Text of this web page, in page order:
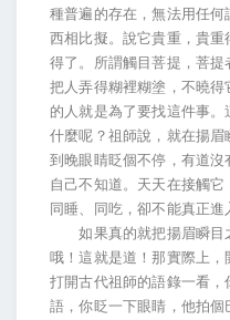
種普遍的存在，無法用任
西相比擬。說它貴重，貴
得了。所謂觸目菩提，菩
把人弄得糊裡糊塗，不曉
的人就是為了要找這件事
什麼呢？祖師說，就在揚
到晚眼睛眨個不停，有道
自己不知道。天天在接觸它
同睡、同吃，卻不能真正進
如果真的就把揚眉瞬目
哦！這就是道！那實際上，
打開古代祖師的語錄一看
語，你眨一下眼睛，他拍